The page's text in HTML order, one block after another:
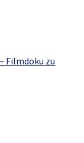
Filmdoku zu